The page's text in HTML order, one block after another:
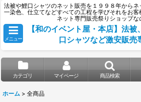
法被や鯉口シャツのネット販売を１９９８年から
一染色、仕立てなどすべての工程を学びそれをお
ネット専門販売祭りショップな
メニュー
【和のイベント屋・本店】法
口シャツなど激安販売
カテゴリ マイページ 商品検索
ホーム > 全商品